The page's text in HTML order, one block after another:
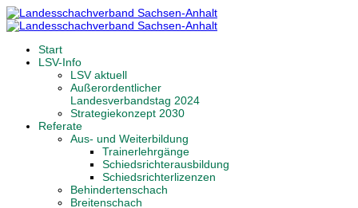
Start
LSV-Info
LSV aktuell
Außerordentlicher
Landesverbandstag 2024
Strategiekonzept 2030
Referate
Aus- und Weiterbildung
Trainerlehrgänge
Schiedsrichterausbildung
Schiedsrichterlizenzen
Behindertenschach
Breitenschach